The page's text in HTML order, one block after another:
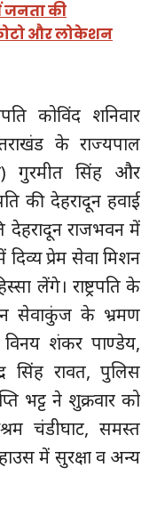
जनता की
और लोकेशन
कोविंद शनिवार
के राज्यपाल
गुरमीत सिंह और
की देहरादून हवाई
देहरादून राजभवन में
दिव्य प्रेम सेवा मिशन
लेंगे। राष्ट्रपति के
सेवाकुंज के भ्रमण
विनय शंकर पाण्डेय,
सिंह रावत, पुलिस
भट्ट ने शुक्रवार को
चंडीघाट, समस्त
में सुरक्षा व अन्य